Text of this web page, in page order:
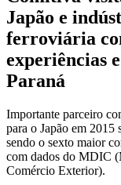
Japão e
ferroviária
experiências
Paraná
Importante parceiro
para o Japão em 2015
sendo o sexto maior
com dados do MDIC
Comércio Exterior).